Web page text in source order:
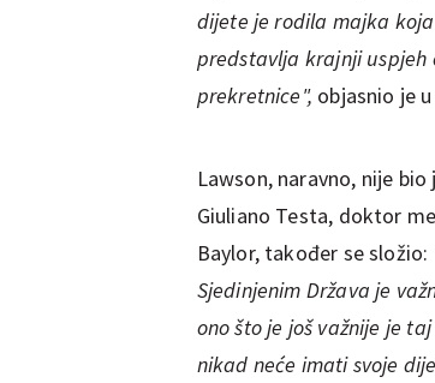
dijete je rodila majka
predstavlja krajnji uspjeh
prekretnice", objasnio je
Lawson, naravno, nije
Giuliano Testa, doktor
Baylor, također se složio:
Sjedinjenim Država je
ono što je još važnije je
nikad neće imati svoje